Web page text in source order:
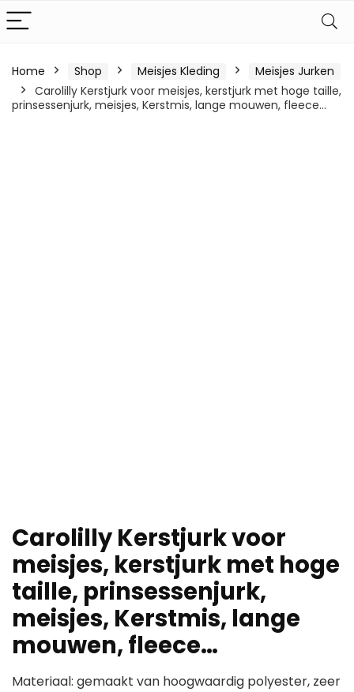
Home Shop Meisjes Kleding
Meisjes Jurken
Carolilly Kerstjurk voor meisjes, kerstjurk met hoge taille,
prinsessenjurk, meisjes, Kerstmis, lange mouwen, fleece…
Carolilly Kerstjurk voor
meisjes, kerstjurk met hoge
taille, prinsessenjurk,
meisjes, Kerstmis, lange
mouwen, fleece…
Materiaal: gemaakt van hoogwaardig polyester, zeer